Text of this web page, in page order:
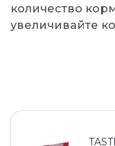
количество
увеличивайте